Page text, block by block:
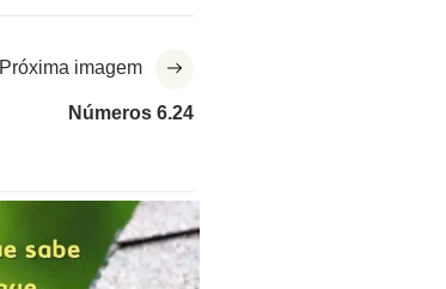
Próxima imagem
Números 6.24